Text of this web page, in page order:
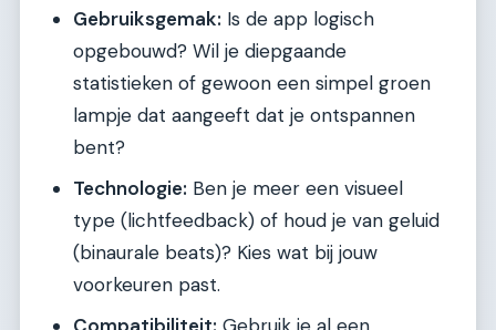
Gebruiksgemak: Is de app logisch
opgebouwd? Wil je diepgaande
statistieken of gewoon een simpel groen
lampje dat aangeeft dat je ontspannen
bent?
Technologie: Ben je meer een visueel
type (lichtfeedback) of houd je van geluid
(binaurale beats)? Kies wat bij jouw
voorkeuren past.